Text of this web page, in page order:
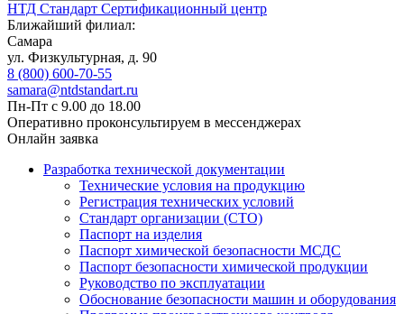
НТД Стандарт Сертификационный центр
Ближайший филиал:
Самара
ул. Физкультурная, д. 90
8 (800) 600-70-55
samara@ntdstandart.ru
Пн-Пт с 9.00 до 18.00
Оперативно проконсультируем в мессенджерах
Онлайн заявка
Разработка технической документации
Технические условия на продукцию
Регистрация технических условий
Стандарт организации (СТО)
Паспорт на изделия
Паспорт химической безопасности МСДС
Паспорт безопасности химической продукции
Руководство по эксплуатации
Обоснование безопасности машин и оборудования